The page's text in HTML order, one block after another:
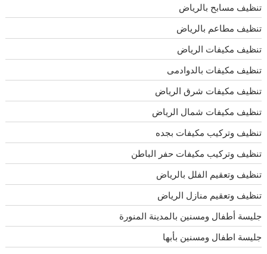
تنظيف مسابح بالرياض
تنظيف مطاعم بالرياض
تنظيف مكيفات الرياض
تنظيف مكيفات بالدوادمى
تنظيف مكيفات شرق الرياض
تنظيف مكيفات شمال الرياض
تنظيف وتركيب مكيفات بجده
تنظيف وتركيب مكيفات حفر الباطن
تنظيف وتعقيم الفلل بالرياض
تنظيف وتعقيم منازل الرياض
جليسة أطفال ومسنين بالمدينة المنورة
جليسة اطفال ومسنين بأبها